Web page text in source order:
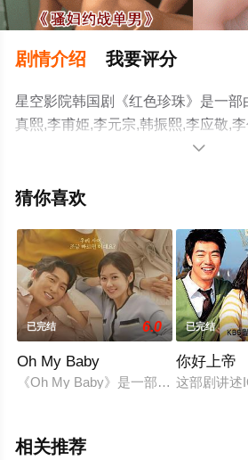
剧情介绍 我要评分
星空影院韩国剧《红色珍珠》是一部
真熙,李甫姫,李元宗,韩振熙,李应敬,
이정용,채빈等明星精彩演绎的韩国
息可移步至豆瓣电视剧、电视猫或剧

猜你喜欢
已完结 6.0
Oh My Baby
《Oh My Baby》是一部讲述一个不
已完结
你好上帝
这部剧讲述
相关推荐